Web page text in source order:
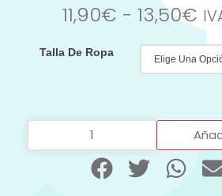
11,90€ - 13,50€
Talla De Ropa